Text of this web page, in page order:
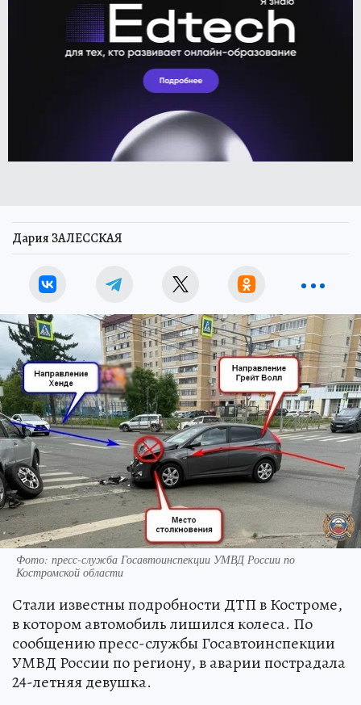
Дария ЗАЛЕССКАЯ
Фото: пресс-служба Госавтоинспекции УМВД России по
Костромской области
Стали известны подробности ДТП в Костроме,
в котором автомобиль лишился колеса. По
сообщению пресс-службы Госавтоинспекции
УМВД России по региону, в аварии пострадала
24-летняя девушка.